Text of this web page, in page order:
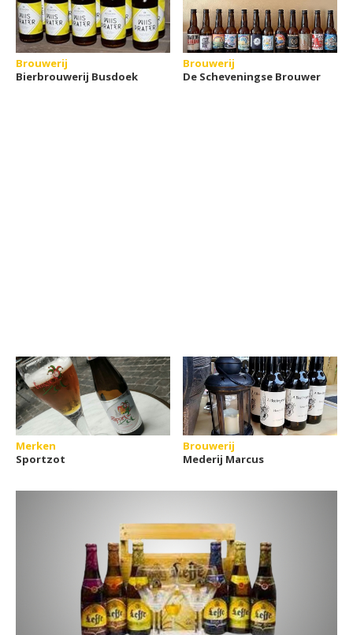
Brouwerij
Bierbrouwerij Busdoek
Brouwerij
De Scheveningse Brouwer
Merken
Sportzot
Brouwerij
Mederij Marcus